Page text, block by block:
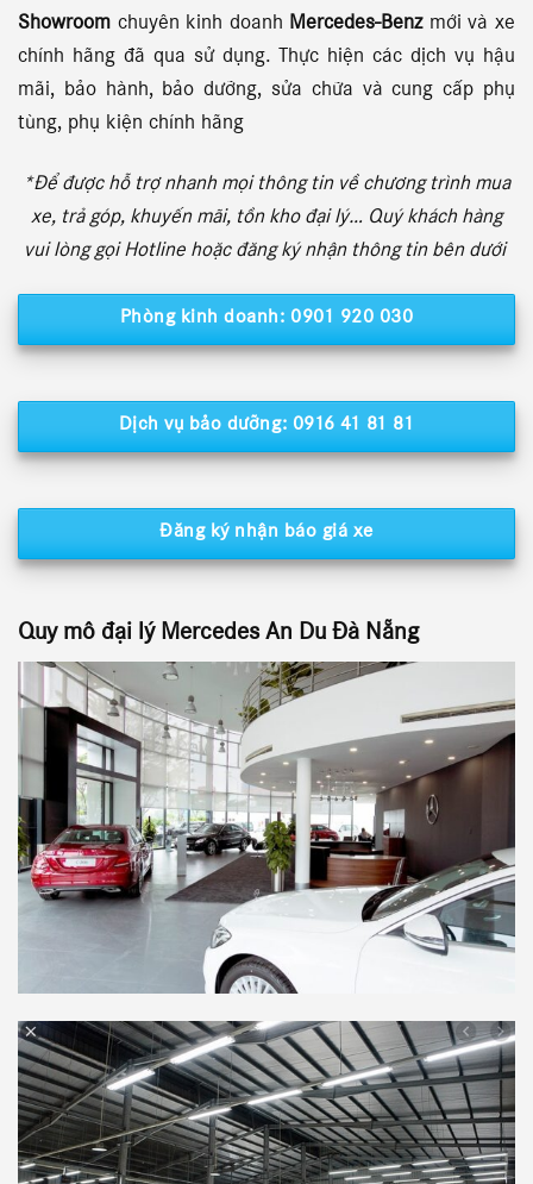
Showroom chuyên kinh doanh Mercedes-Benzmới và xe
chính hãng đã qua sử dụng. Thực hiện các dịch vụ hậu
mãi, bảo hành, bảo dưỡng, sửa chữa và cung cấp phụ
tùng, phụ kiện chính hãng
*Để được hỗ trợ nhanh mọi thông tin về chương trình mua
xe, trả góp, khuyến mãi, tồn kho đại lý… Quý khách hàng
vui lòng gọi Hotline hoặc đăng ký nhận thông tin bên dưới
Phòng kinh doanh: 0901 920 030
Dịch vụ bảo dưỡng: 0916 41 81 81
Đăng ký nhận báo giá xe
Quy mô đại lý Mercedes An Du Đà Nẵng